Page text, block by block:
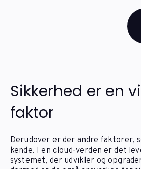
Sikkerhed er en
faktor
Derudover er der andre faktorer,
kende. I en cloud-verden er det
systemet, der udvikler og